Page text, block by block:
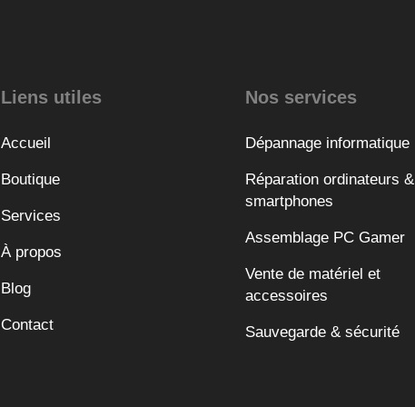
Liens utiles
Accueil
Boutique
Services
À propos
Blog
Contact
Nos services
Dépannage informatique
Réparation ordinateurs &
smartphones
Assemblage PC Gamer
Vente de matériel et
accessoires
Sauvegarde & sécurité